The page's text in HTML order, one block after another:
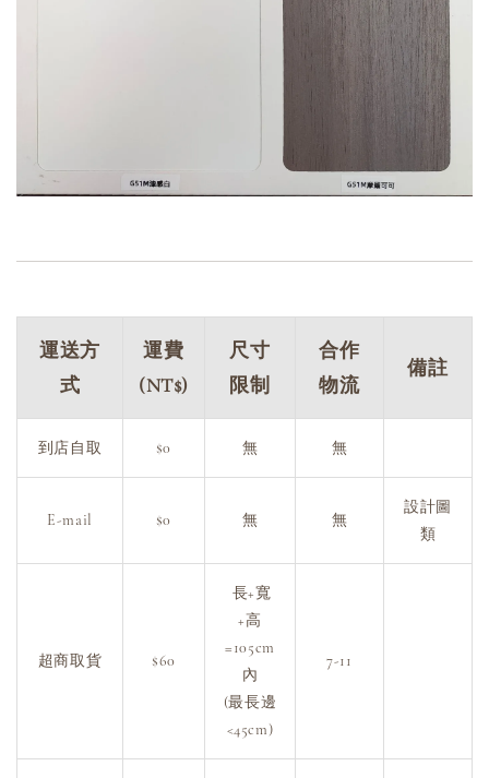
運送方
式
運費
(NT$)
尺寸
限制
合作
物流
備註
到店自取 $0 無 無
E-mail $0 無 無
設計圖
類
超商取貨 $60
長+寬
+高
=105cm
內
(最長邊
<45cm)
7-11